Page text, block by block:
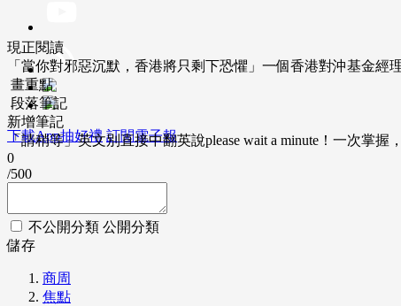
下載App抽好禮 訂閱電子報
現正閱讀
「當你對邪惡沉默，香港將只剩下恐懼」一個香港對沖基金經
畫重點
段落筆記
新增筆記
「請稍等」英文別直接中翻英說please wait a minute！一次掌握
0
/500
不公開分類 公開分類
儲存
商周
焦點